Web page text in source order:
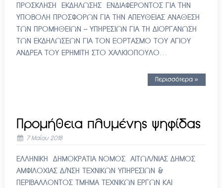
ΠΡΟΣΚΛΗΣΗ ΕΚΔΗΛΩΣΗΣ ΕΝΔΙΑΦΕΡΟΝΤΟΣ ΓΙΑ ΤΗΝ
ΥΠΟΒΟΛΗ ΠΡΟΣΦΟΡΩΝ ΓΙΑ ΤΗΝ ΑΠΕΥΘΕΙΑΣ ΑΝΑΘΕΣΗ
ΤΩΝ ΠΡΟΜΗΘΕΙΩΝ – ΥΠΗΡΕΣΙΩΝ ΓΙΑ ΤΗ ΔΙΟΡΓΑΝΩΣΗ
ΤΩΝ ΕΚΔΗΛΩΣΕΩΝ ΓΙΑ ΤΟΝ ΕΟΡΤΑΣΜΟ ΤΟΥ ΑΓΙΟΥ
ΑΝΔΡΕΑ ΤΟΥ ΕΡΗΜΙΤΗ ΣΤΟ ΧΑΛΚΙΟΠΟΥΛΟ…
Περισσότερα »
Προμήθεια πλυμένης ψηφίδας
7 Μαΐου 2018
ΕΛΛΗΝΙΚΗ ΔΗΜΟΚΡΑΤΙΑ ΝΟΜΟΣ ΑΙΤΩΛ/ΝΙΑΣ ΔΗΜΟΣ
ΑΜΦΙΛΟΧΙΑΣ Δ/ΝΣΗ ΤΕΧΝΙΚΩΝ ΥΠΗΡΕΣΙΩΝ &
ΠΕΡΙΒΑΛΛΟΝΤΟΣ ΤΜΗΜΑ ΤΕΧΝΙΚΩΝ ΕΡΓΩΝ ΚΑΙ